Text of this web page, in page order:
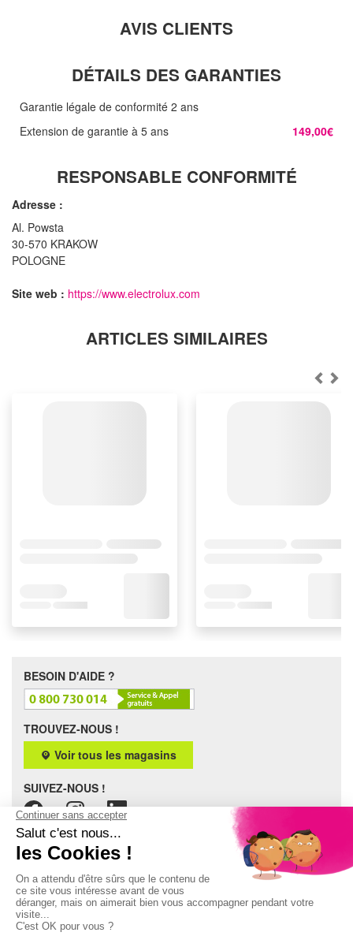
AVIS CLIENTS
DÉTAILS DES GARANTIES
Garantie légale de conformité 2 ans
Extension de garantie à 5 ans
149,00€
RESPONSABLE CONFORMITÉ
Adresse :
Al. Powsta
30-570 KRAKOW
POLOGNE
Site web : https://www.electrolux.com
ARTICLES SIMILAIRES
BESOIN D'AIDE ?
TROUVEZ-NOUS !
Voir tous les magasins
SUIVEZ-NOUS !
LES SERVICES PULSAT
SAV
Livraison et Installation
Financement
Garantie
Tous nos services